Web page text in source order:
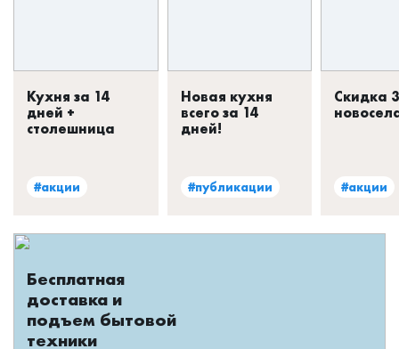
Кухня за 14
дней +
столешница
#акции
Новая кухня
всего за 14
дней!
#публикации
Скидка
#акции
Бесплатная
доставка и
подъем бытовой
техники